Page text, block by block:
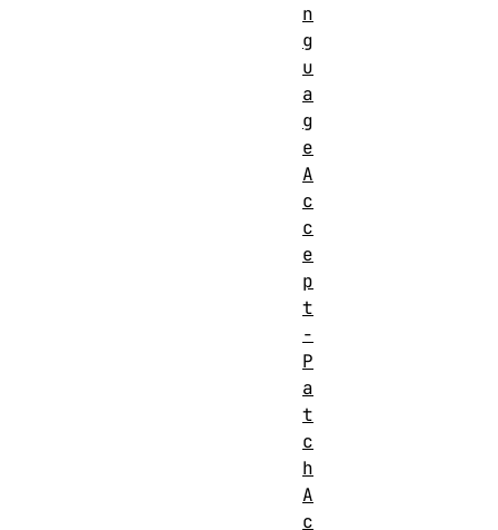
类
型
禁
修
改
的
标
头
n
g
u
a
g
e
A
c
c
e
p
t
-
P
a
t
c
h
A
c